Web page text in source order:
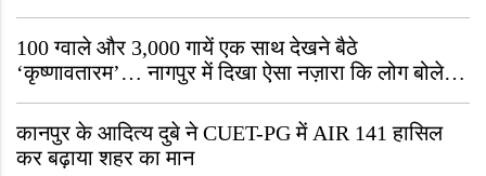
जीवित है
100 ग्वाले और 3,000 गायें एक साथ देखने बैठे
‘कृष्णावतारम’… नागपुर में दिखा ऐसा नज़ारा कि लोग बोले,
“ऐसा तो सिर्फ़ कृष्ण ही कर सकते हैं”
कानपुर के आदित्य दुबे ने CUET-PG में AIR 141 हासिल
कर बढ़ाया शहर का मान